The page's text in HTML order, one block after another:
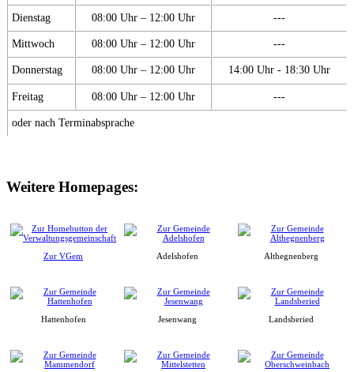
Dienstag 08:00 Uhr – 12:00 Uhr ---
Mittwoch 08:00 Uhr – 12:00 Uhr ---
Donnerstag 08:00 Uhr – 12:00 Uhr 14:00 Uhr - 18:30 Uhr
Freitag 08:00 Uhr – 12:00 Uhr ---
oder nach Terminabsprache
Weitere Homepages:
Zur VGem Adelshofen Althegnenberg
Hattenhofen Jesenwang Landsberied